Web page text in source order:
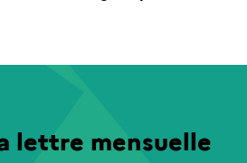
lettre mensuelle